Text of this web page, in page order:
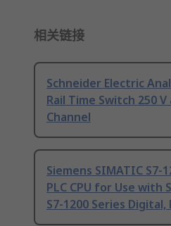
相关链接
Schneider Electric
Rail Time Switch 250 V
Channel
Siemens SIMATIC S7-
PLC CPU for Use with
S7-1200 Series Digital,